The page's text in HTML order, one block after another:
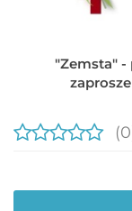
"Zemsta" -